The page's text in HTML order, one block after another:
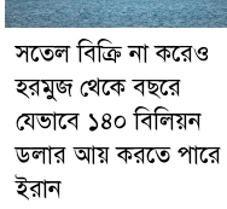
সতেল বিক্রি না করেও
হরমুজ থেকে বছরে
যেভাবে ১৪০ বিলিয়ন
ডলার আয় করতে পারে
ইরান